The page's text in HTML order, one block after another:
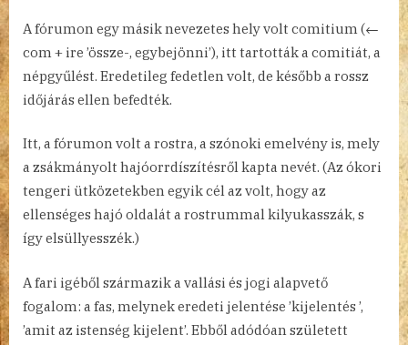
A fórumon egy másik nevezetes hely volt comitium (←
com + ire ’össze-, egybejönni’), itt tartották a comitiát, a
népgyűlést. Eredetileg fedetlen volt, de később a rossz
időjárás ellen befedték.
Itt, a fórumon volt a rostra, a szónoki emelvény is, mely
a zsákmányolt hajóorrdíszítésről kapta nevét. (Az ókori
tengeri ütközetekben egyik cél az volt, hogy az
ellenséges hajó oldalát a rostrummal kilyukasszák, s
így elsüllyesszék.)
A fari igéből származik a vallási és jogi alapvető
fogalom: a fas, melynek eredeti jelentése ’kijelentés ’,
’amit az istenség kijelent’. Ebből adódóan született